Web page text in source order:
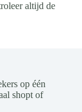
altijd de
op één
shopt of